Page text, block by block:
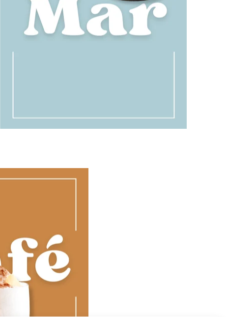
selección para los amantes de la
buena comida.
auténtico del mar.
de calidad, el
para una
única.